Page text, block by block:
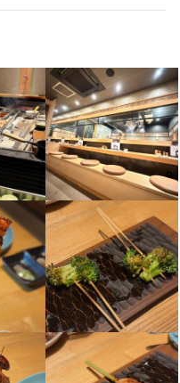
りの肉を使用。これらを
素材本来の旨味を最大限に
個室を備えているため、ビ
幅広いお客様にご利用いた
もに提供する当店で、あな
のお客様にもご満足いただ
した季節限定の日本酒も取
の方々に愛される空間を提
ロケーション】
中洲川端駅」から徒歩1分の
内各地からのアクセスも便
でなく、出張や観光で訪れ
。
働きたい方にもぴったりの
フにとっても快適な環境が
す。日々の運営だけでな
。決められたことをこなす
をつくりたい方に向いてい
を採用しています。
く私生活の時間も大切にし
し合い、より良いお店づく
では和食、焼き鳥、イタリ
いるため、和食の料理人だ
視野を広げられる点も魅力
選べます。
し合い、より良いお店づく
では和食、焼き鳥、イタリ
いるため、和食の料理人だ
野を広げられる点も魅力
リキュール・スピリッツの知識
しません。
重ねる中で、これまでの経
得られる環境です。
を採用しています。
く私生活の時間も大切にし
し合い、より良いお店づく
では和食、焼き鳥、イタリ
いるため、和食の料理人だ
視野を広げられる点も魅力
しません。
重ねる中で、これまでの経
得られる環境です。
選べます。
イベートの時間を大切にし
し合い、より良いお店づく
では和食、焼き鳥、イタリ
いるため、和食の料理人だ
視野を広げられる点も魅力
しながらおしゃれも楽しめ
肉の知識 魚の知識 野菜の知識